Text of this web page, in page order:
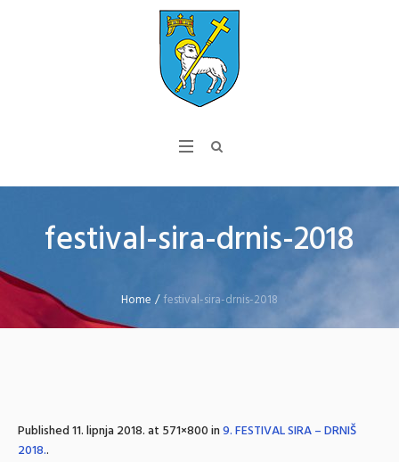
festival-sira-drnis-2018
Home /festival-sira-drnis-2018
Published11. lipnja 2018.at 571×800 in9. FESTIVAL SIRA – DRNIŠ
2018..